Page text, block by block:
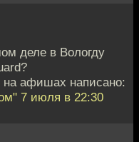
деле в Вологду
на афишах написано:
7 июля в 22:30